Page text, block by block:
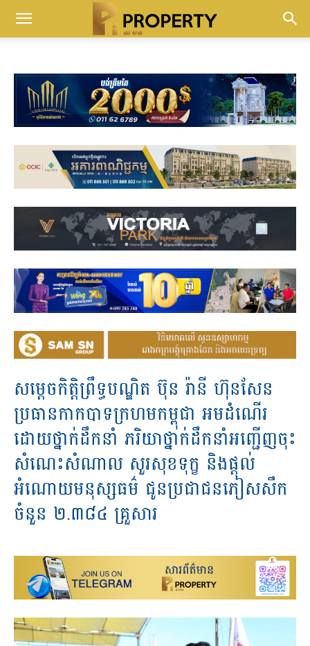
សម្តេចកិត្តិព្រឹទ្ធបណ្ឌិត ប៊ុន រ៉ានី ហ៊ុនសែន
ប្រធានកាកបាទក្រហមកម្ពុជា អមដំណើរ
ដោយថ្នាក់ដឹកនាំ ភរិយាថ្នាក់ដឹកនាំអញ្ជើញចុះ
សំណេះសំណាល សួរសុខទុក្ខ និងផ្តល់
អំណោយមនុស្សធម៌ ជូនប្រជាជនភៀសសឹក
ចំនួន ២.៣៨៤ គ្រួសារ